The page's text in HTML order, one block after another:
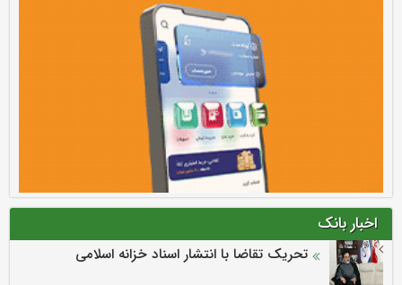
اخبار بانک
تحریک تقاضا با انتشار اسناد خزانه اسلامی